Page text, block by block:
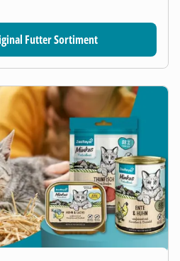
Futter Sortiment